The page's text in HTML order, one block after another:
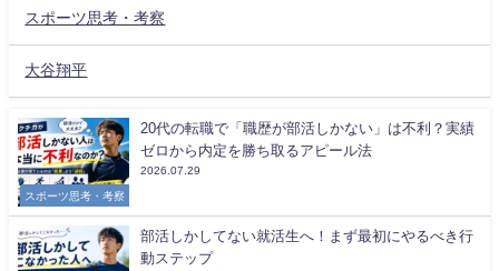
スポーツ思考・考察
大谷翔平
スポーツ思考・考察
20代の転職で「職歴が部活しかない」は不利？実績
ゼロから内定を勝ち取るアピール法
2026.07.29
部活しかしてない就活生へ！まず最初にやるべき行
動ステップ